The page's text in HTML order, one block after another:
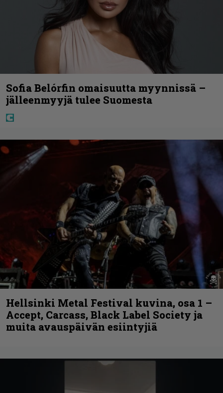
Sofia Belórfin omaisuutta myynnissä –
jälleenmyyjä tulee Suomesta
Hellsinki Metal Festival kuvina, osa 1 –
Accept, Carcass, Black Label Society ja
muita avauspäivän esiintyjiä